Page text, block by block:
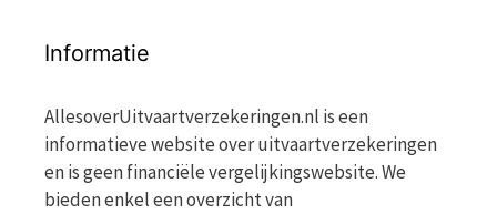
Informatie
AllesoverUitvaartverzekeringen.nl is een
informatieve website over uitvaartverzekeringen
en is geen financiële vergelijkingswebsite. We
bieden enkel een overzicht van